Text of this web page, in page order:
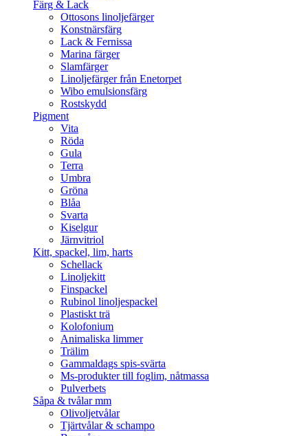
Färg & Lack
Ottosons linoljefärger
Konstnärsfärg
Lack & Fernissa
Marina färger
Slamfärger
Linoljefärger från Enetorpet
Wibo emulsionsfärg
Rostskydd
Pigment
Vita
Röda
Gula
Terra
Umbra
Gröna
Blåa
Svarta
Kiselgur
Järnvitriol
Kitt, spackel, lim, harts
Schellack
Linoljekitt
Finspackel
Rubinol linoljespackel
Plastiskt trä
Kolofonium
Animaliska limmer
Trälim
Gammaldags spis-svärta
Ms-produkter till foglim, nåtmassa
Pulverbets
Såpa & tvålar mm
Olivoljetvålar
Tjärtvålar & schampo